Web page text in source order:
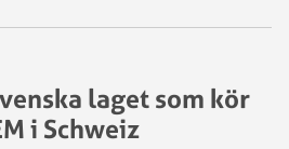
laget som kör
i Schweiz